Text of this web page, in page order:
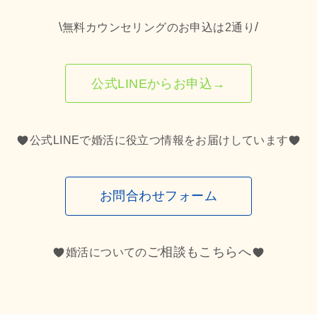
\無料カウンセリングのお申込は2通り /
公式LINEからお申込→
公式LINEで婚活に役立つ情報をお届けしています
お問合わせフォーム
婚活についてのご相談もこちらへ